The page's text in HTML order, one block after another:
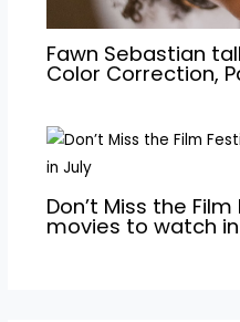
Fawn Sebastian
Color Correction,
Don’t Miss the
movies to watch